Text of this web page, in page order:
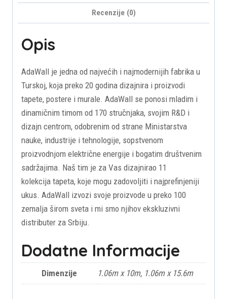
Recenzije (0)
Opis
AdaWall je jedna od najvećih i najmodernijih fabrika u
Turskoj, koja preko 20 godina dizajnira i proizvodi
tapete, postere i murale. AdaWall se ponosi mladim i
dinamičnim timom od 170 stručnjaka, svojim R&D i
dizajn centrom, odobrenim od strane Ministarstva
nauke, industrije i tehnologije, sopstvenom
proizvodnjom električne energije i bogatim društvenim
sadržajima. Naš tim je za Vas dizajnirao 11
kolekcija tapeta, koje mogu zadovoljiti i najprefinjeniji
ukus. AdaWall izvozi svoje proizvode u preko 100
zemalja širom sveta i mi smo njihov ekskluzivni
distributer za Srbiju.
Dodatne Informacije
Dimenzije 1.06m x 10m, 1.06m x 15.6m